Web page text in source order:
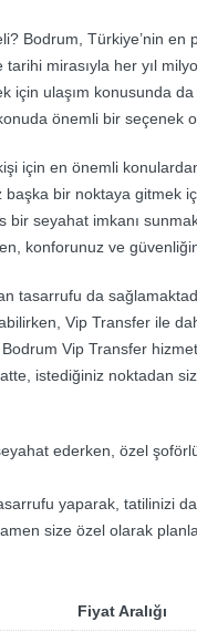
Bodrum, Türkiye’nin en
mirasıyla her yıl
için ulaşım konusunda
önemli bir seçenek
için en önemli
bir noktaya gitmek
seyahat imkanı
konforunuz ve
tasarrufu da
Vip Transfer ile
Vip Transfer
istediğiniz noktadan
ederken, özel
yaparak, tatilinizi
size özel olarak
Fiyat Aralığı